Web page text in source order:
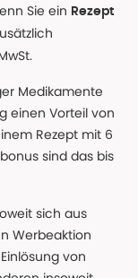
Sie ein Rezept
Medikamente
einen Vorteil von
Rezept mit 6
sind das bis
sich aus
Werbeaktion
von